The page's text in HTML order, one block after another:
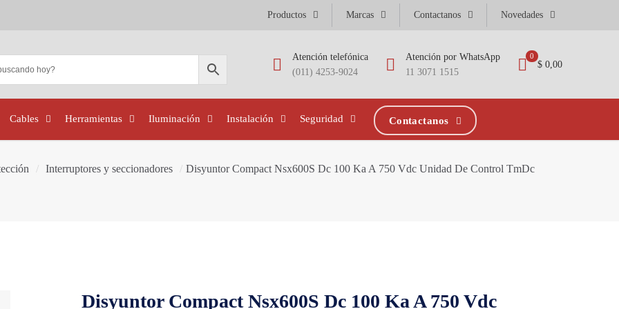
Productos Marcas Contactanos Novedades
Atención telefónica
(011) 4253-9024
Atención por WhatsApp
11 3071 1515
0
$ 0,00
Cables Herramientas Iluminación Instalación Seguridad Contactanos
/ Interruptores y seccionadores / Disyuntor Compact Nsx600S Dc 100 Ka A 750 Vdc Unidad De Control TmDc
Disyuntor Compact Nsx600S Dc 100 Ka A 750 Vdc